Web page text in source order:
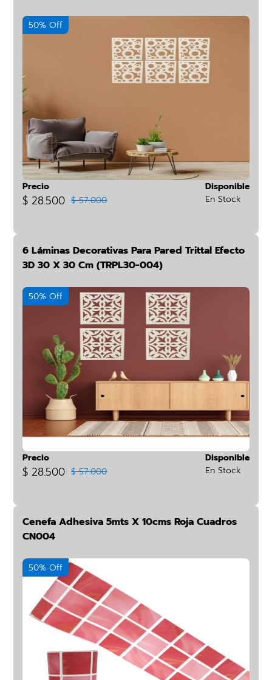
50% Off
Precio
$ 28.500 $ 57.000
Disponible
En Stock
6 Láminas Decorativas Para Pared Trittal Efecto
3D 30 X 30 Cm (TRPL30-004)
50% Off
Precio
$ 28.500 $ 57.000
Disponible
En Stock
Cenefa Adhesiva 5mts X 10cms Roja Cuadros
CN004
50% Off